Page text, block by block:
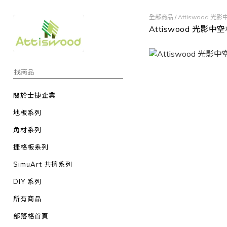
關於士捷企業
地板系列
角材系列
捷格板系列
SimuArt 共擠系列
DIY 系列
所有商品
部落格首頁
全部商品 /Attiswood 光影
Attiswood 光影中空